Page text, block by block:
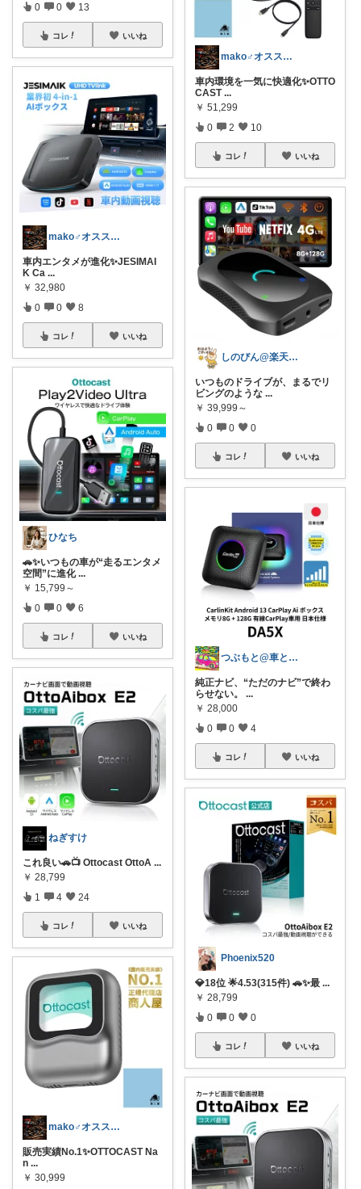
0 0 13
コレ いいね
mako♂オススメ車バイク用品紹介
車内エンタメが進化✨JESIMAI
K Ca ...
￥ 32,980
0 0 8
コレ いいね
ひなち
🚗✨いつもの車が“走るエンタメ
空間”に進化 ...
￥ 15,799～
0 0 6
コレ いいね
ねぎすけ
これ良い🚗📺 Ottocast OttoA ...
￥ 28,799
1 4 24
コレ いいね
mako♂オススメ車バイク用品紹介
販売実績No.1✨OTTOCAST Na
n ...
￥ 30,999
mako♂オススメ車バイク用品紹介
車内環境を一気に快適化✨OTTO
CAST...
￥ 51,299
0 2 10
コレ いいね
しのびん@楽天Room
いつものドライブが、まるでリ
ビングのような ...
￥ 39,999～
0 0 0
コレ いいね
つぶもと@車と遊ぼう！
純正ナビ、“ただのナビ”で終わ
らせない。 ...
￥ 28,000
0 0 4
コレ いいね
Phoenix520
💎18位 🌟4.53(315件) 🚗✨最 ...
￥ 28,799
0 0 0
コレ いいね